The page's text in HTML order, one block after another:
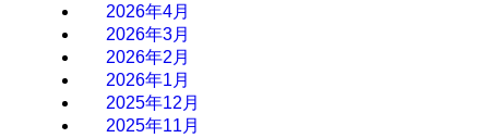
2026年4月
2026年3月
2026年2月
2026年1月
2025年12月
2025年11月